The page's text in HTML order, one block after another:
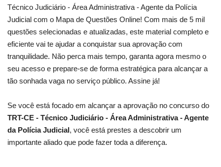
Técnico Judiciário - Área Administrativa - Agente da Polícia
Judicial com o Mapa de Questões Online! Com mais de 5 mil
questões selecionadas e atualizadas, este material completo e
eficiente vai te ajudar a conquistar sua aprovação com
tranquilidade. Não perca mais tempo, garanta agora mesmo o
seu acesso e prepare-se de forma estratégica para alcançar a
tão sonhada vaga no serviço público. Assine já!
Se você está focado em alcançar a aprovação no concurso do
TRT-CE - Técnico Judiciário - Área Administrativa - Agente
da Polícia Judicial, você está prestes a descobrir um
importante aliado que pode fazer toda a diferença.